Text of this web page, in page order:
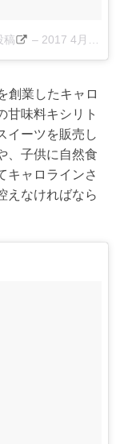
稿 – 2017 4月 27 9:44午後 PDT
創業したキャロ
甘味料キシリト
イーツを販売し
、子供に自然食
キャロラインさ
えなければなら